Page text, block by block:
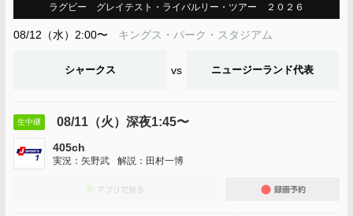
ラグビー グレイテスト・ライバルリー・ツアー ２０２６
08/12（水）2:00〜 キングス・パーク・スタジアム
シャークス vs ニュージーランド代表
生中継 08/11（火）深夜1:45〜
405ch
実況：矢野武 解説：田村一博